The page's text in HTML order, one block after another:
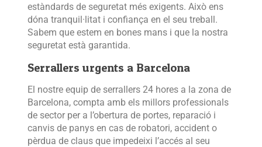
estàndards de seguretat més exigents. Això ens
dóna tranquil·litat i confiança en el seu treball.
Sabem que estem en bones mans i que la nostra
seguretat està garantida.
Serrallers urgents a Barcelona
El nostre equip de serrallers 24 hores a la zona de
Barcelona, ​​compta amb els millors professionals
de sector per a l’obertura de portes, reparació i
canvis de panys en cas de robatori, accident o
pèrdua de claus que impedeixi l’accés al seu